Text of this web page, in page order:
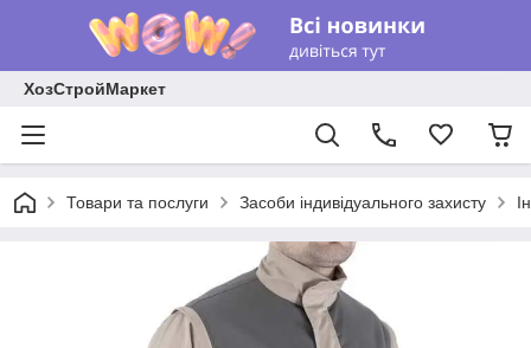
ХозСтройМаркет
Товари та послуги Засоби індивідуального захисту